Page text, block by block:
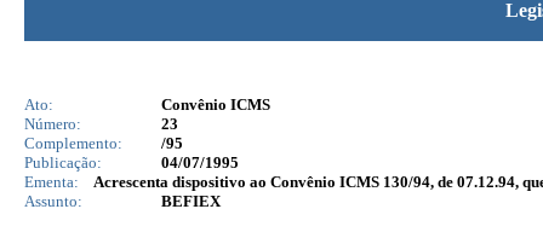
Ato:
Convênio ICMS
Número:
23
Complemento:
/95
Publicação:
04/07/1995
Ementa:
Acrescenta dispositivo ao Convênio ICMS 130/94, de 07.12.94,
Assunto:
BEFIEX